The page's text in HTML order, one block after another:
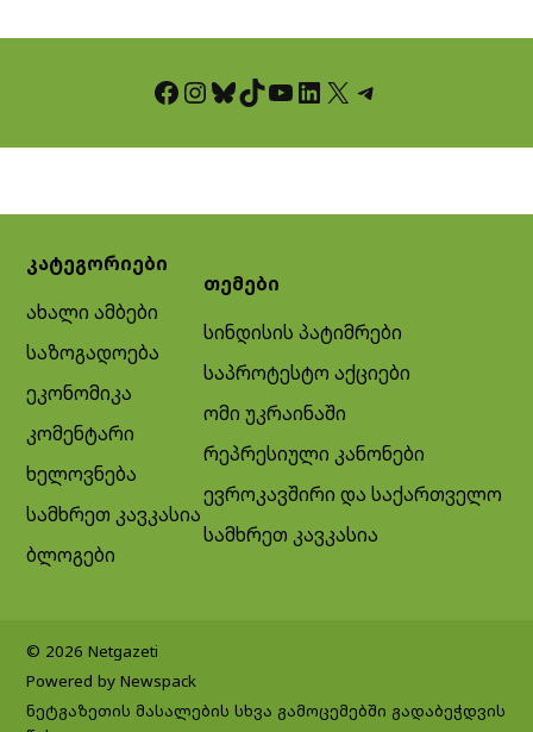
Facebook InstagramBluesky TikTok YouTube LinkedIn X Telegram
კატეგორიები
ახალი ამბები
საზოგადოება
ეკონომიკა
კომენტარი
ხელოვნება
სამხრეთ კავკასია
ბლოგები
თემები
სინდისის პატიმრები
საპროტესტო აქციები
ომი უკრაინაში
რეპრესიული კანონები
ევროკავშირი და საქართველო
სამხრეთ კავკასია
© 2026 Netgazeti
Powered by Newspack
ნეტგაზეთის მასალების სხვა გამოცემებში გადაბეჭდვის